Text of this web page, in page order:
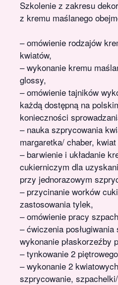
Szkolenie z zakresu
z kremu maślanego
– omówienie rodzajów
kwiatów,
– wykonanie kremu
glossy,
– omówienie tajników
każdą dostępną na
konieczności
– nauka szprycowania
margaretka/ chaber,
– barwienie i układanie
cukierniczym dla
przy jednorazowym
– przycinanie worków
zastosowania tylek,
– omówienie pracy
– ćwiczenia
wykonanie płaskorzeźby
– tynkowanie 2
– wykonanie 2
szprycowanie, szpachelki/